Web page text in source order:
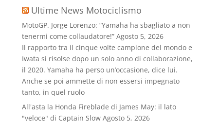
Ultime News Motociclismo
MotoGP. Jorge Lorenzo: “Yamaha ha sbagliato a non
tenermi come collaudatore!” Agosto 5, 2026
Il rapporto tra il cinque volte campione del mondo e
Iwata si risolse dopo un solo anno di collaborazione,
il 2020. Yamaha ha perso un’occasione, dice lui.
Anche se poi ammette di non essersi impegnato
tanto, in quel ruolo
All'asta la Honda Fireblade di James May: il lato
"veloce" di Captain Slow Agosto 5, 2026